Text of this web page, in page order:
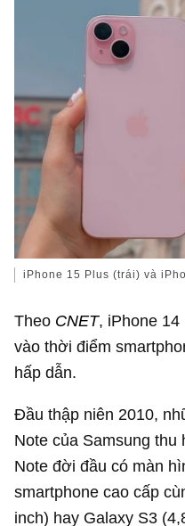
iPhone 15 Plus (trái) và
Theo CNET, iPhone 14
vào thời điểm
hấp dẫn.
Đầu thập niên 2010,
Note của Samsung thu
Note đời đầu có màn
smartphone cao cấp
inch) hay Galaxy S3